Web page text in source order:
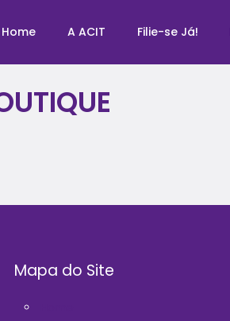
Home A ACIT Filie-se Já!
Mapa do Site